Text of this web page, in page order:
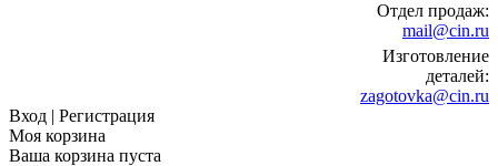
Отдел продаж:
mail@cin.ru
Изготовление
деталей:
zagotovka@cin.ru
Вход | Регистрация
Моя корзина
Ваша корзина пуста